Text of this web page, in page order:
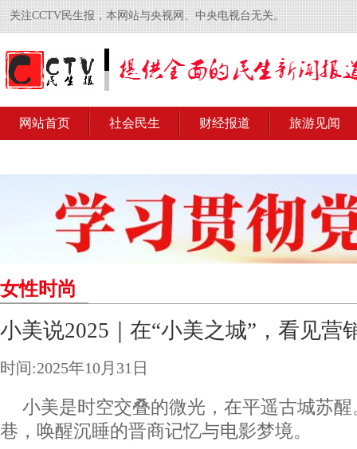
关注CCTV民生报，本网站与央视网、中央电视台无关。
网站首页 社会民生 财经报道 旅游见闻
女性时尚
小美说2025｜在“小美之城”，看见营
时间:2025年10月31日
小美是时空交叠的微光，在平遥古城苏
巷，唤醒沉睡的晋商记忆与电影梦境。